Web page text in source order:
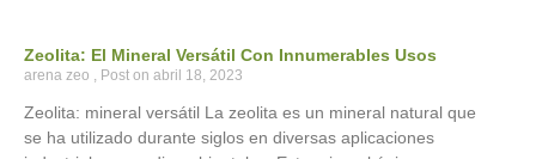
Zeolita: El Mineral Versátil Con Innumerables Usos
arena zeo abril 18, 2023
Zeolita: mineral versátil La zeolita es un mineral natural que
se ha utilizado durante siglos en diversas aplicaciones